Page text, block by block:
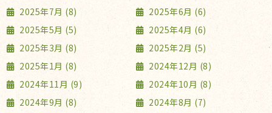
2025年7月 (8)
2025年6月 (6)
2025年5月 (5)
2025年4月 (6)
2025年3月 (8)
2025年2月 (5)
2025年1月 (8)
2024年12月 (8)
2024年11月 (9)
2024年10月 (8)
2024年9月 (8)
2024年8月 (7)